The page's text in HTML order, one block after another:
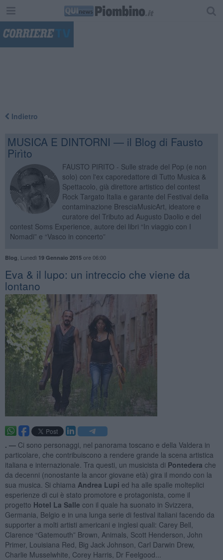
Indietro
MUSICA E DINTORNI — il Blog di Fausto
Pirìto
FAUSTO PIRITO - Sulle strade del Pop (e non
solo) con l'ex caporedattore di Tutto Musica &
Spettacolo, già direttore artistico del contest
Rock Targato Italia e garante del Festival della
contaminazione BresciaMusicArt, ideatore e
curatore del Tributo ad Augusto Daolio e del
contest Soms Experience, autore dei libri “In viaggio con I
Nomadi” e “Vasco in concerto”
Blog Lunedì 19 Gennaio 2015ore 06:00
Eva & il lupo: un intreccio che viene da
lontano
. — Ci sono personaggi, nel panorama toscano e della Valdera in
particolare, che contribuiscono a rendere grande la scena artistica
italiana e internazionale. Tra questi, un musicista di Pontedera che
da decenni (nonostante la ancor giovane età) gira il mondo con la
sua musica. Si chiama Andrea Lupi ed ha alle spalle molteplici
esperienze di cui è stato promotore e protagonista, come il
progetto Hotel La Salle con il quale ha suonato in Svizzera,
Germania, Belgio e in una lunga serie di festival italiani facendo da
supporter a molti artisti americani e inglesi quali: Carey Bell,
Clarence “Gatemouth” Brown, Animals, Scott Henderson, John
Primer, Louisiana Red, Big Jack Johnson, Carl Darwin Drew,
Charlie Musselwhite, Corey Harris, Dr Feelgood...